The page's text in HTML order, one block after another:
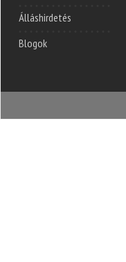
Álláshirdetés
Blogok